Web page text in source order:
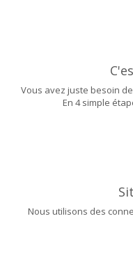
Vous avez juste besoin
En 4 simple
Nous utilisons des